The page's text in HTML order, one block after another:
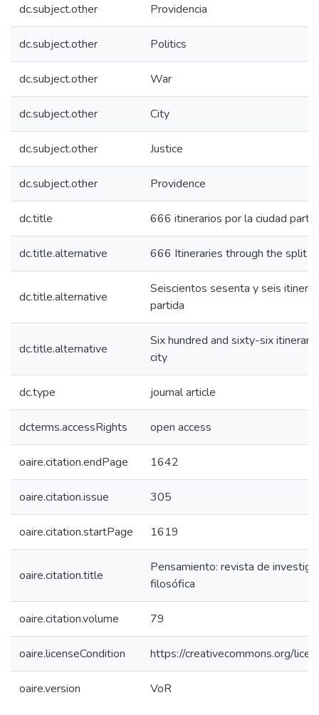
dc.subject.other Providencia
dc.subject.other Politics
dc.subject.other War
dc.subject.other City
dc.subject.other Justice
dc.subject.other Providence
dc.title 666 itinerarios por la ciudad
dc.title.alternative 666 Itineraries through the split
dc.title.alternative
Seiscientos sesenta y seis
partida
dc.title.alternative
Six hundred and sixty-six
city
dc.type journal article
dcterms.accessRights open access
oaire.citation.endPage 1642
oaire.citation.issue 305
oaire.citation.startPage 1619
oaire.citation.title
Pensamiento: revista de
filosófica
oaire.citation.volume 79
oaire.licenseCondition https://creativecommons.org/
oaire.version VoR